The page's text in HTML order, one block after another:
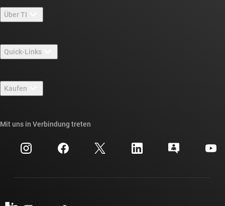
Über TI
Stellenangebote
Newsroom
Veranstaltungen
Investorenbeziehungen
Quick-Links
TI E2E™-Design-Support-Foren
Querverweis-Suche
Kundensupportzentrum
Kaufen
Häufig gestellte Fragen zu Bestellungen
Mit uns in Verbindung treten